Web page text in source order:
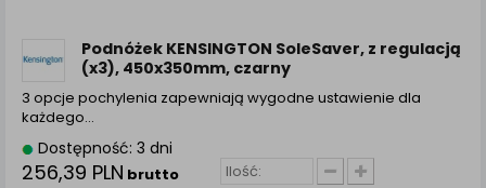
Podnóżek KENSINGTON SoleSaver, z regulacją
(x3), 450x350mm, czarny
3 opcje pochylenia zapewniają wygodne ustawienie dla
każdego…
Dostępność: 3 dni
256,39 PLN brutto